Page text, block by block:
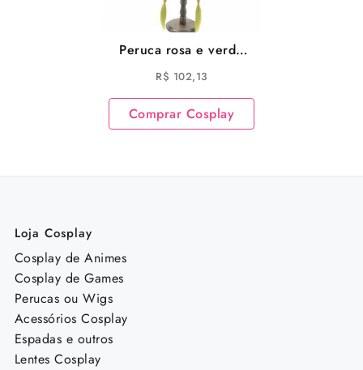
Peruca rosa e verde
Kanroji Mitsuri Cosplay
Demon Slayer Cosplay
R$ 102,13
Comprar Cosplay
Loja Cosplay
Cosplay de Animes
Cosplay de Games
Perucas ou Wigs
Acessórios Cosplay
Espadas e outros
Lentes Cosplay